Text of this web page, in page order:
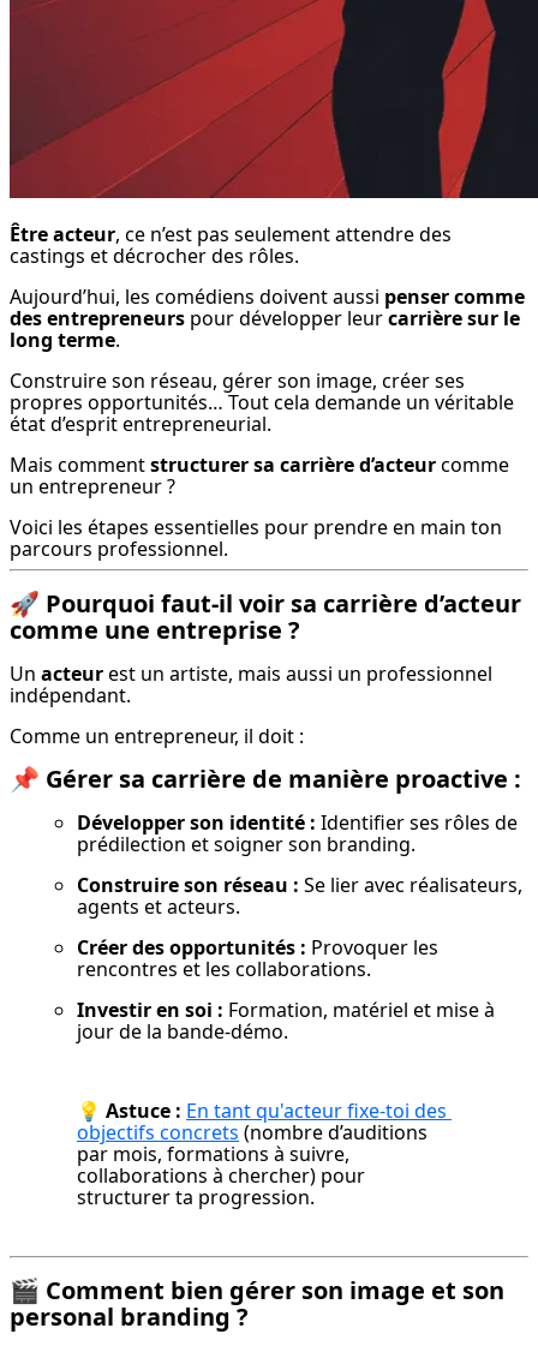
Être acteur, ce n’est pas seulement attendre des
castings et décrocher des rôles.
Aujourd’hui, les comédiens doivent aussi penser comme
des entrepreneurs pour développer leur carrière sur le
long terme.
Construire son réseau, gérer son image, créer ses
propres opportunités… Tout cela demande un véritable
état d’esprit entrepreneurial.
Mais comment structurer sa carrière d’acteur comme
un entrepreneur ?
Voici les étapes essentielles pour prendre en main ton
parcours professionnel.
🚀 Pourquoi faut-il voir sa carrière d’acteur
comme une entreprise ?
Un acteur est un artiste, mais aussi un professionnel
indépendant.
Comme un entrepreneur, il doit :
📌 Gérer sa carrière de manière proactive :
Développer son identité : Identifier ses rôles de
prédilection et soigner son branding.
Construire son réseau : Se lier avec réalisateurs,
agents et acteurs.
Créer des opportunités : Provoquer les
rencontres et les collaborations.
Investir en soi : Formation, matériel et mise à
jour de la bande-démo.
💡 Astuce : En tant qu'acteur fixe-toi des
objectifs concrets (nombre d’auditions
par mois, formations à suivre,
collaborations à chercher) pour
structurer ta progression.
🎬 Comment bien gérer son image et son
personal branding ?